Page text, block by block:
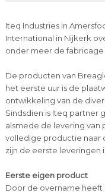
Iteq Industries in
International in Nijkerk
onder meer de fabricage
De producten van
het eerste uur is de
ontwikkeling van de
Sindsdien is Iteq partner
alsmede de levering van
volledige productie naar
zijn de eerste leveringen
Eerste eigen product
Door de overname heeft